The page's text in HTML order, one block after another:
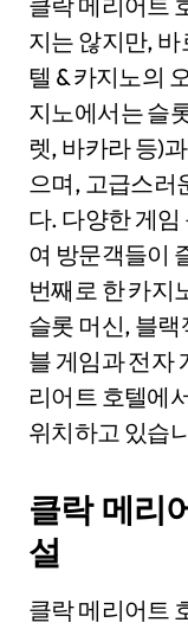
지는 않지만, 바
텔 & 카지노의
지노에서는 슬
렛, 바카라 등)
으며, 고급스러
다. 다양한 게
여 방문객들이
번째로 한 카지
슬롯 머신, 블
블 게임과 전자
리어트 호텔에
위치하고 있습
클락 메리
설
클락 메리어트